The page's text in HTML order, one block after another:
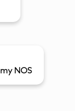
NOS